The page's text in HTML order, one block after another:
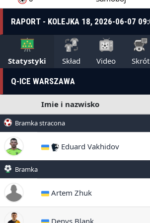
RAPORT - KOLEJKA 18, 2026-06-07
Statystyki Skład Video Skrót
Q-ICE WARSZAWA
Imie i nazwisko
Bramka stracona
Eduard Vakhidov
Bramka
Artem Zhuk